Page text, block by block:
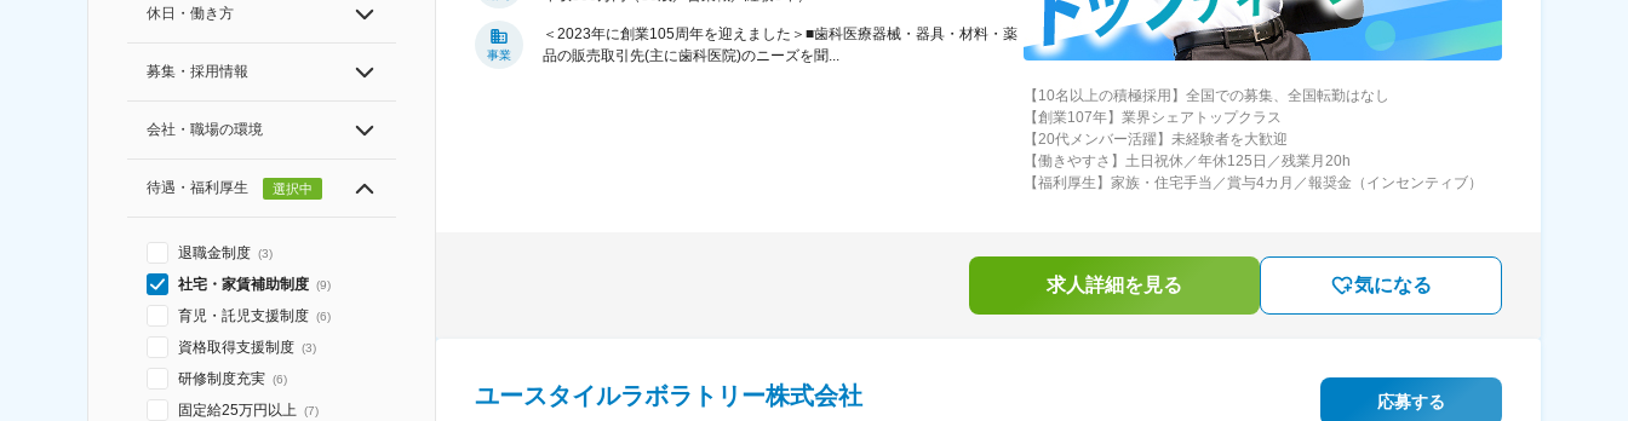
休日・働き方
募集・採用情報
会社・職場の環境
待遇・福利厚生 選択中
退職金制度 (3)
社宅・家賃補助制度 (9)
育児・託児支援制度 (6)
資格取得支援制度 (3)
研修制度充実 (6)
固定給25万円以上 (7)
事業
＜2023年に創業105周年を迎えました＞■歯科医療器械・器具・材料・薬
品の販売取引先(主に歯科医院)のニーズを聞...
【10名以上の積極採用】全国での募集、全国転勤はなし
【創業107年】業界シェアトップクラス
【20代メンバー活躍】未経験者を大歓迎
【働きやすさ】土日祝休／年休125日／残業月20h
【福利厚生】家族・住宅手当／賞与4カ月／報奨金（インセンティブ）
求人詳細を見る 気になる
ユースタイルラボラトリー株式会社 応募する